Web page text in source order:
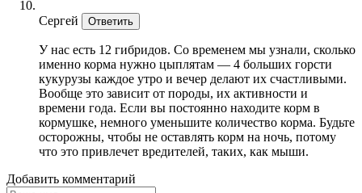
Сергей Ответить
У нас есть 12 гибридов. Со временем мы узнали, сколько
именно корма нужно цыплятам — 4 больших горсти
кукурузы каждое утро и вечер делают их счастливыми.
Вообще это зависит от породы, их активности и
времени года. Если вы постоянно находите корм в
кормушке, немного уменьшите количество корма. Будьте
осторожны, чтобы не оставлять корм на ночь, потому
что это привлечет вредителей, таких, как мыши.
Добавить комментарий